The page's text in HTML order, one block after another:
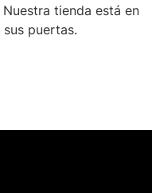
tienda está en
puertas.